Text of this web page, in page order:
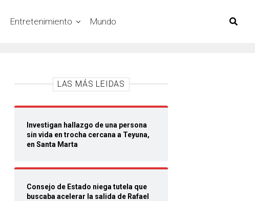
Entretenimiento Mundo
LAS MÁS LEIDAS
Investigan hallazgo de una persona
sin vida en trocha cercana a Teyuna,
en Santa Marta
Consejo de Estado niega tutela que
buscaba acelerar la salida de Rafael